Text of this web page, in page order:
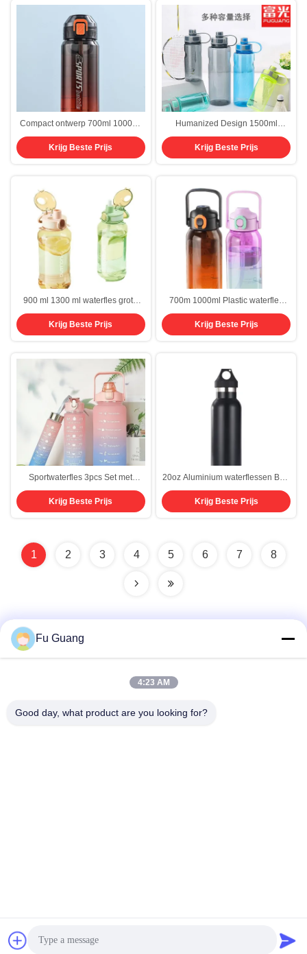
Compact ontwerp 700ml 1000ml
Fietswaterfles 1l Sportwaterfles
met lift helder Studentenwaterfles
voor schooljongen hydraat met
Krijg Beste Prijs
Humanized Design 1500ml
waterfles Grote capaciteit Plastic
Draagbare ruimte Oversized 1,5
liter waterfles Met handvat
Krijg Beste Prijs
900 ml 1300 ml waterfles grote
capaciteit mannen draagbare
Tritan Plastic helder waterfles met
handvat dubbele
gehumaniseerde ontwerp
Krijg Beste Prijs
700m 1000ml Plastic waterfles
Grote capaciteit Draagbare
buitensport Gradient kleur
Waterfles Milieubescherming En
Krijg Beste Prijs
Sportwaterfles 3pcs Set met
motivatieve tijdmarker
lekbestendige Flip Top Deksel
Gradient Paars Voor school
Krijg Beste Prijs
20oz Aluminium waterflessen Bulk
herbruikbare waterflessen
lichtgewicht lekbestendig
Aluminium sport met twist cap
Krijg Beste Prijs
1 2 3 4 5 6 7 8
Nee, dat is niet zo.53, SCIENCE AVENUE, HIGH-TECH
Anhui Fuguang Import and Export Trading Co., Ltd. . Alle rechten
Fu Guang
4:23 AM
Good day, what product are you looking for?